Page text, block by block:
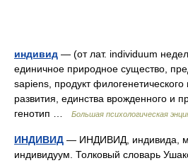
индивид — (от лат. individuum
единичное природное существо,
sapiens, продукт филогенетического
развития, единства врожденного и
генотип …
Большая психологическая
ИНДИВИД — ИНДИВИД, индивида,
индивидуум. Толковый словарь